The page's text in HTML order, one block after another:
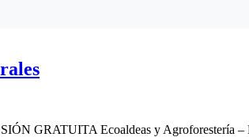
GRATUITA Ecoaldeas y Agroforestería –